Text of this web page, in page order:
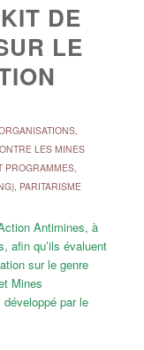
DE
LE
,
LES MINES
PROGRAMMES,
, PARITARISME
Antimines, à
afin qu’ils évaluent
sur le genre
Mines
par le